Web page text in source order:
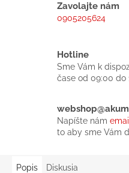
Zavolajte nám
0905205624
Hotline
Sme Vám k
čase od 09:00 do
Napíšte nám email
to aby sme Vám
Popis Diskusia